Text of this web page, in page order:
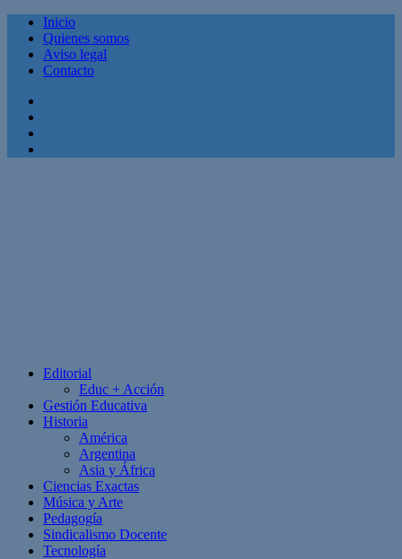
Inicio
Quienes somos
Aviso legal
Contacto
Editorial
Educ + Acción
Gestión Educativa
Historia
América
Argentina
Asia y África
Ciencias Exactas
Música y Arte
Pedagogía
Sindicalismo Docente
Tecnología